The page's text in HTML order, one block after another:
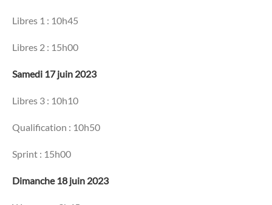
Libres 1 : 10h45
Libres 2 : 15h00
Samedi 17 juin 2023
Libres 3 : 10h10
Qualification : 10h50
Sprint : 15h00
Dimanche 18 juin 2023